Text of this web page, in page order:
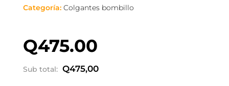
Categoría: Colgantes bombillo
Q475.00
Sub total: Q475,00